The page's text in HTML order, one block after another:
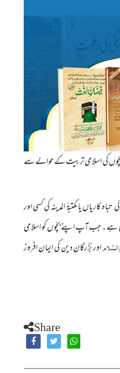
کی اسلامی تربیت کے حوالے سے
یا مکتبۃُ المدینہ کی کسی اور
ہے۔ جب آپ اپنے بچّوں کو اسلامی
اور بُزُرگانِ دین کی ایمان افروز
Share